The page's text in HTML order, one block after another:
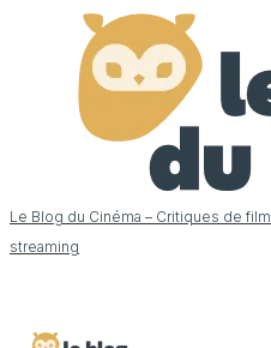
Le Blog du Cinéma – Critiques de
streaming